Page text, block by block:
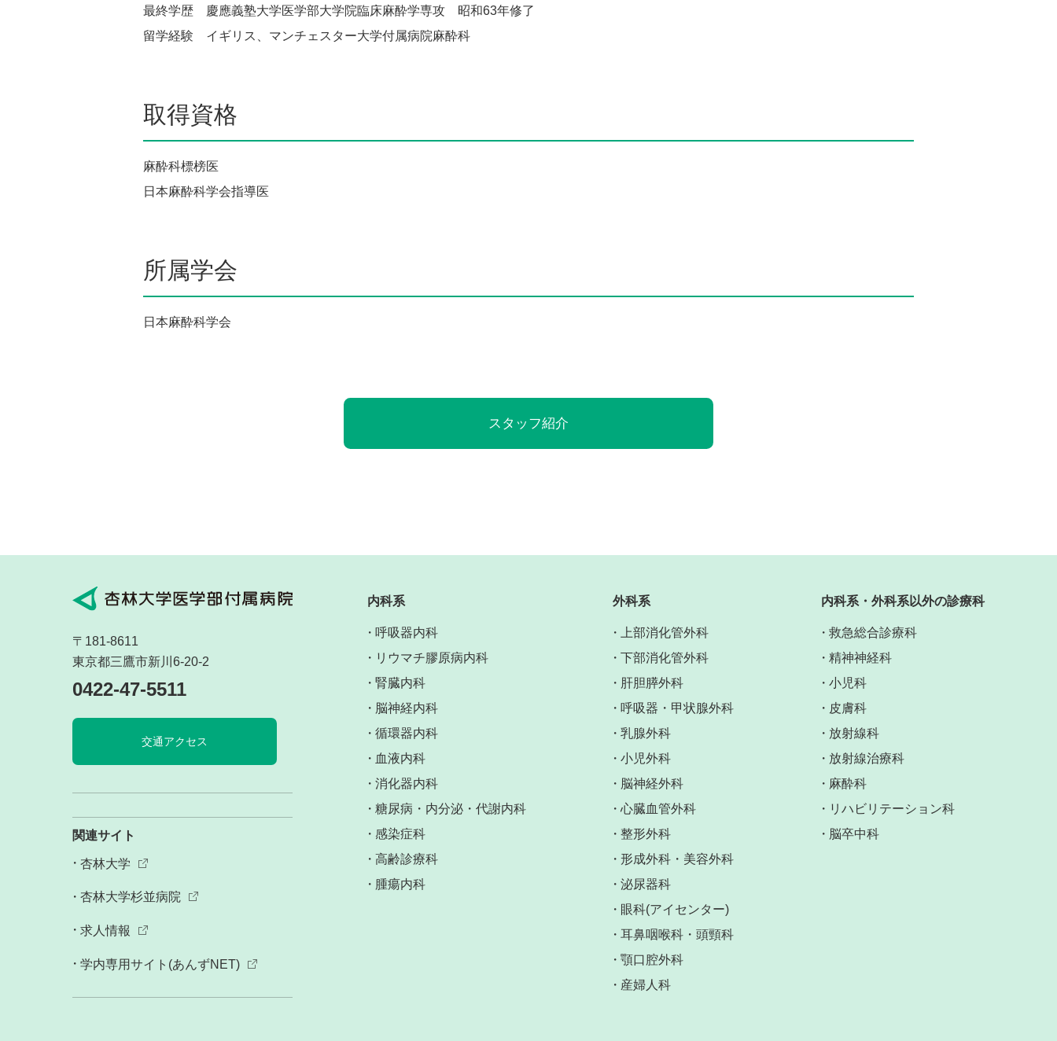
最終学歴 慶應義塾大学医学部大学院臨床麻酔学専攻 昭和63年修了
留学経験 イギリス、マンチェスター大学付属病院麻酔科
取得資格
麻酔科標榜医
日本麻酔科学会指導医
所属学会
日本麻酔科学会
スタッフ紹介
〒181-8611
東京都三鷹市新川6-20-2
0422-47-5511
交通アクセス
関連サイト
杏林大学
杏林大学杉並病院
求人情報
学内専用サイト(あんずNET)
内科系
呼吸器内科
リウマチ膠原病内科
腎臓内科
脳神経内科
循環器内科
血液内科
消化器内科
糖尿病・内分泌・代謝内科
感染症科
高齢診療科
腫瘍内科
外科系
上部消化管外科
下部消化管外科
肝胆膵外科
呼吸器・甲状腺外科
乳腺外科
小児外科
脳神経外科
心臓血管外科
整形外科
形成外科・美容外科
泌尿器科
眼科(アイセンター)
耳鼻咽喉科・頭頸科
顎口腔外科
産婦人科
内科系・外科系以外の診療科
救急総合診療科
精神神経科
小児科
皮膚科
放射線科
放射線治療科
麻酔科
リハビリテーション科
脳卒中科